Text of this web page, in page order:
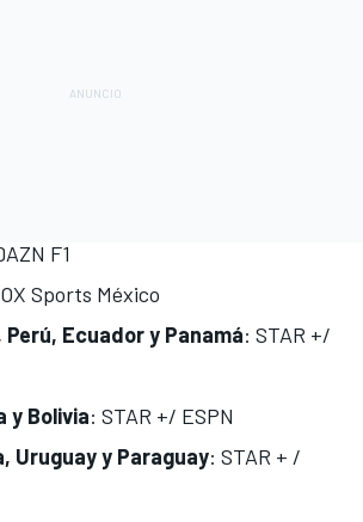
F1
Sports México
Perú, Ecuador y Panamá: STAR +/
y Bolivia: STAR +/ ESPN
Uruguay y Paraguay: STAR + /